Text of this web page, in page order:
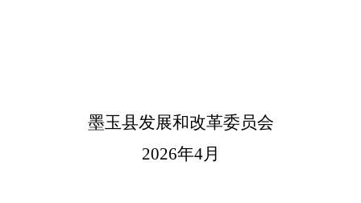
墨玉县发展和改革委员会
2026年4月